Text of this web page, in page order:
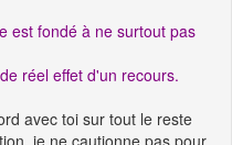
est fondé à ne surtout pas
réel effet d'un recours.
avec toi sur tout le reste